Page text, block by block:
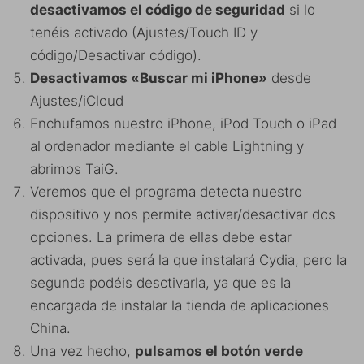
desactivamos el código de seguridad si lo
tenéis activado (Ajustes/Touch ID y
código/Desactivar código).
Desactivamos «Buscar mi iPhone» desde
Ajustes/iCloud
Enchufamos nuestro iPhone, iPod Touch o iPad
al ordenador mediante el cable Lightning y
abrimos TaiG.
Veremos que el programa detecta nuestro
dispositivo y nos permite activar/desactivar dos
opciones. La primera de ellas debe estar
activada, pues será la que instalará Cydia, pero la
segunda podéis desctivarla, ya que es la
encargada de instalar la tienda de aplicaciones
China.
Una vez hecho, pulsamos el botón verde